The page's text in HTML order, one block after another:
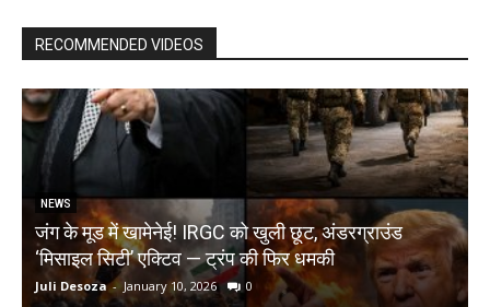
RECOMMENDED VIDEOS
NEWS
जंग के मूड में खामेनेई! IRGC को खुली छूट, अंडरग्राउंड
‘मिसाइल सिटी’ एक्टिव — ट्रंप की फिर धमकी
Juli Desoza - January 10, 2026 0